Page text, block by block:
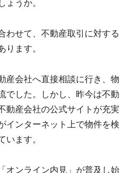
ょうか。
わせて、不動産取引に対する
ります。
産会社へ直接相談に行き、物
でした。しかし、昨今は不動
動産会社の公式サイトが充実
インターネット上で物件を検
います。
オンライン内見」が普及し始